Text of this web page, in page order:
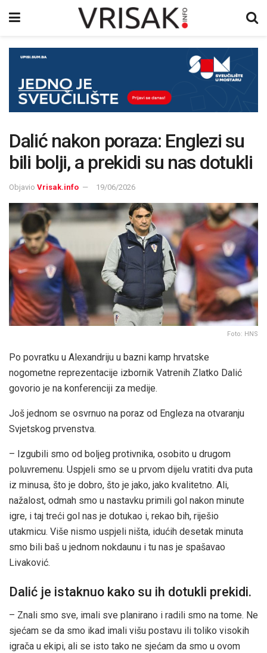
Dalić nakon poraza: Englezi su
bili bolji, a prekidi su nas dotukli
Objavio Vrisak.info 19/06/2026
Foto: HNS
Po povratku u Alexandriju u bazni kamp hrvatske
nogometne reprezentacije izbornik Vatrenih Zlatko Dalić
govorio je na konferenciji za medije.
Još jednom se osvrnuo na poraz od Engleza na otvaranju
Svjetskog prvenstva.
– Izgubili smo od boljeg protivnika, osobito u drugom
poluvremenu. Uspjeli smo se u prvom dijelu vratiti dva puta
iz minusa, što je dobro, što je jako, jako kvalitetno. Ali,
nažalost, odmah smo u nastavku primili gol nakon minute
igre, i taj treći gol nas je dotukao i, rekao bih, riješio
utakmicu. Više nismo uspjeli ništa, idućih desetak minuta
smo bili baš u jednom nokdaunu i tu nas je spašavao
Livaković.
Dalić je istaknuo kako su ih dotukli prekidi.
– Znali smo sve, imali sve planirano i radili smo na tome. Ne
sjećam se da smo ikad imali višu postavu ili toliko visokih
igrača u ekipi, ali se isto tako ne sjećam da smo u ovom